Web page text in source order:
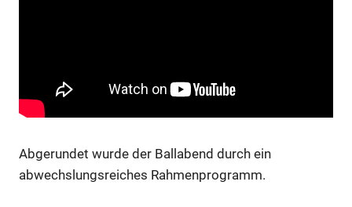
Abgerundet wurde der Ballabend durch ein
abwechslungsreiches Rahmenprogramm.